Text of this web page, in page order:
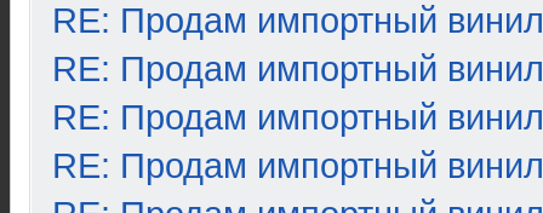
RE: Продам импортный винил
RE: Продам импортный винил
RE: Продам импортный винил
RE: Продам импортный винил